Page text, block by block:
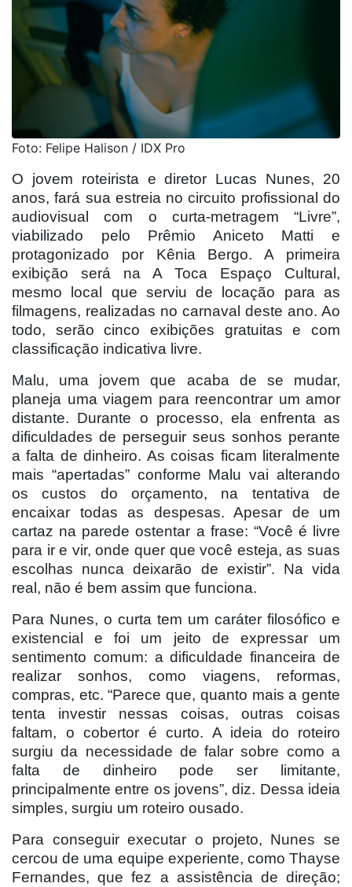
Foto: Felipe Halison / IDX Pro
O jovem roteirista e diretor Lucas Nunes, 20
anos, fará sua estreia no circuito profissional do
audiovisual com o curta-metragem “Livre”,
viabilizado pelo Prêmio Aniceto Matti e
protagonizado por Kênia Bergo. A primeira
exibição será na A Toca Espaço Cultural,
mesmo local que serviu de locação para as
filmagens, realizadas no carnaval deste ano. Ao
todo, serão cinco exibições gratuitas e com
classificação indicativa livre.
Malu, uma jovem que acaba de se mudar,
planeja uma viagem para reencontrar um amor
distante. Durante o processo, ela enfrenta as
dificuldades de perseguir seus sonhos perante
a falta de dinheiro. As coisas ficam literalmente
mais “apertadas” conforme Malu vai alterando
os custos do orçamento, na tentativa de
encaixar todas as despesas. Apesar de um
cartaz na parede ostentar a frase: “Você é livre
para ir e vir, onde quer que você esteja, as suas
escolhas nunca deixarão de existir”. Na vida
real, não é bem assim que funciona.
Para Nunes, o curta tem um caráter filosófico e
existencial e foi um jeito de expressar um
sentimento comum: a dificuldade financeira de
realizar sonhos, como viagens, reformas,
compras, etc. “Parece que, quanto mais a gente
tenta investir nessas coisas, outras coisas
faltam, o cobertor é curto. A ideia do roteiro
surgiu da necessidade de falar sobre como a
falta de dinheiro pode ser limitante,
principalmente entre os jovens”, diz. Dessa ideia
simples, surgiu um roteiro ousado.
Para conseguir executar o projeto, Nunes se
cercou de uma equipe experiente, como Thayse
Fernandes, que fez a assistência de direção;